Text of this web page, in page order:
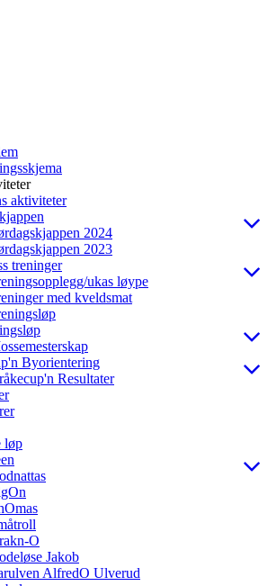
aktiviteter
2024
2023
treninger
ukas løype
med kveldsmat
Byorientering
Resultater
løp
O
Jakob
AlfredO Ulverud